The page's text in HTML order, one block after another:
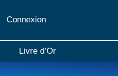
Connexion
Livre d’Or